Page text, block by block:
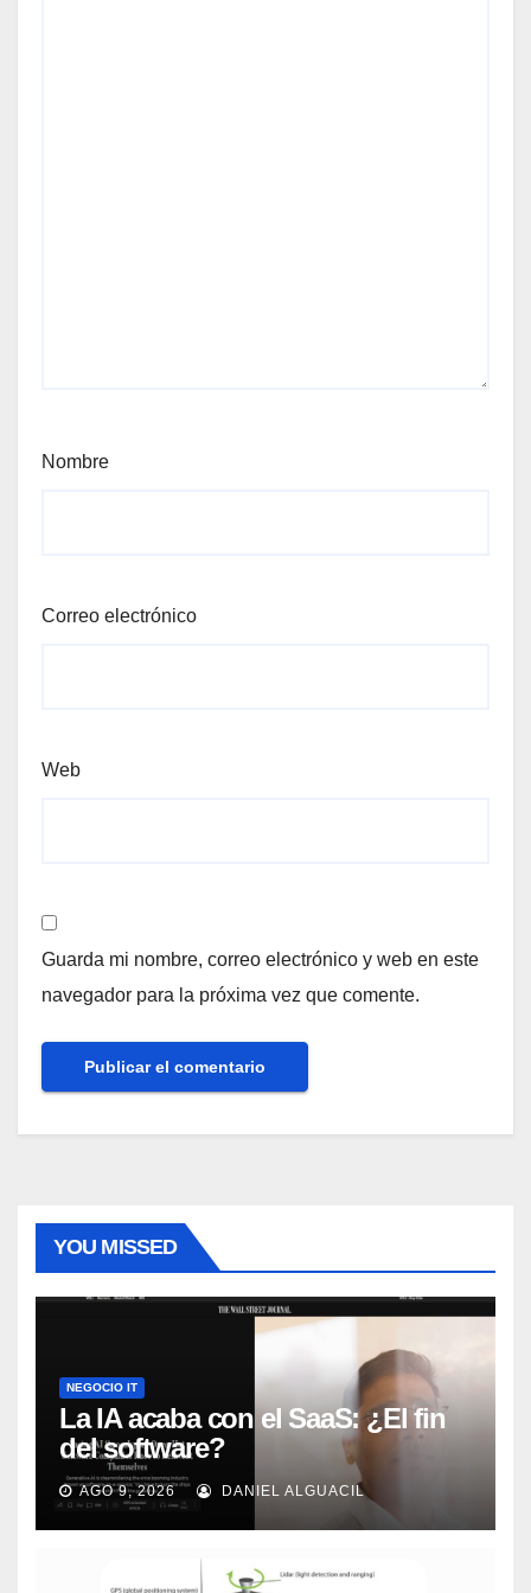
Nombre
Correo electrónico
Web
Guarda mi nombre, correo electrónico y web en este
navegador para la próxima vez que comente.
YOU MISSED
NEGOCIO IT
La IA acaba con el SaaS: ¿El fin
del software?
AGO 9, 2026 DANIEL ALGUACIL